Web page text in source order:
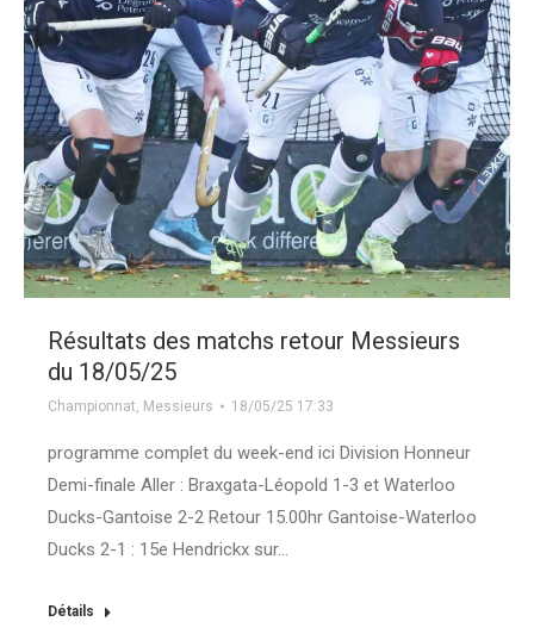
Résultats des matchs retour Messieurs
du 18/05/25
Championnat, Messieurs 18/05/25 17:33
programme complet du week-end ici Division Honneur
Demi-finale Aller : Braxgata-Léopold 1-3 et Waterloo
Ducks-Gantoise 2-2 Retour 15.00hr Gantoise-Waterloo
Ducks 2-1 : 15e Hendrickx sur…
Détails